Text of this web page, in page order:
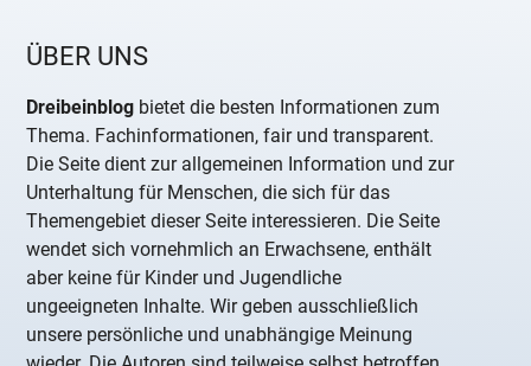
ÜBER UNS
Dreibeinblog bietet die besten Informationen zum
Thema. Fachinformationen, fair und transparent.
Die Seite dient zur allgemeinen Information und zur
Unterhaltung für Menschen, die sich für das
Themengebiet dieser Seite interessieren. Die Seite
wendet sich vornehmlich an Erwachsene, enthält
aber keine für Kinder und Jugendliche
ungeeigneten Inhalte. Wir geben ausschließlich
unsere persönliche und unabhängige Meinung